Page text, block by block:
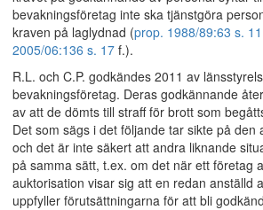
bevakningsföretag inte ska tjänstgöra
kraven på laglydnad (prop. 1988/89:63 s. 11
2005/06:136 s. 17 f.).
R.L. och C.P. godkändes 2011 av
bevakningsföretag. Deras godkännande
av att de dömts till straff för brott som
Det som sägs i det följande tar sikte på den
och det är inte säkert att andra liknande
på samma sätt, t.ex. om det när ett företag
auktorisation visar sig att en redan anställd
uppfyller förutsättningarna för att bli